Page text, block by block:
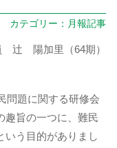
カテゴリー： 月報記事
辻 陽加里（64期）
問題に関する研修会
趣旨の一つに、難民
いう目的がありまし